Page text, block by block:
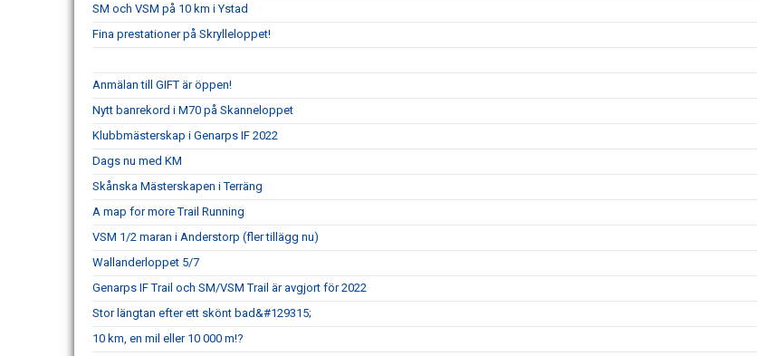
SM och VSM på 10 km i Ystad
Fina prestationer på Skrylleloppet!
Anmälan till GIFT är öppen!
Nytt banrekord i M70 på Skanneloppet
Klubbmästerskap i Genarps IF 2022
Dags nu med KM
Skånska Mästerskapen i Terräng
A map for more Trail Running
VSM 1/2 maran i Anderstorp (fler tillägg nu)
Wallanderloppet 5/7
Genarps IF Trail och SM/VSM Trail är avgjort för 2022
Stor längtan efter ett skönt bad&#129315;
10 km, en mil eller 10 000 m!?